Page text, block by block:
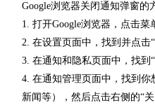
Google浏览器关闭通知弹窗的
1. 打开Google浏览器，点击菜
2. 在设置页面中，找到并点击“
3. 在通知和隐私页面中，找到
4. 在通知管理页面中，找到你
新闻等），然后点击右侧的“关